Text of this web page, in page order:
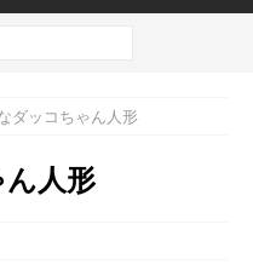
ダッコちゃん人形
人形